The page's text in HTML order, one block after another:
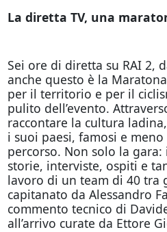
La diretta TV, una
Sei ore di diretta su RAI 2,
anche questo è la
per il territorio e per il
pulito dell’evento.
raccontare la cultura
i suoi paesi, famosi e
percorso. Non solo la
storie, interviste, ospiti e
lavoro di un team di 40 tra
capitanato da Alessandro
commento tecnico di
all’arrivo curate da Ettore